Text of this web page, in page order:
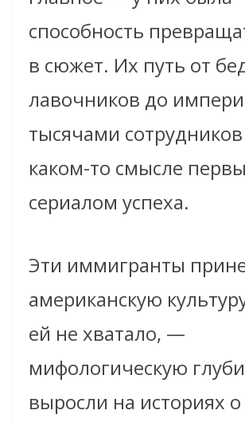
способность
в сюжет. Их путь от
лавочников до
тысячами
каком-то смысле
сериалом успеха.
Эти иммигранты
американскую
ей не хватало, —
мифологическую
выросли на историях